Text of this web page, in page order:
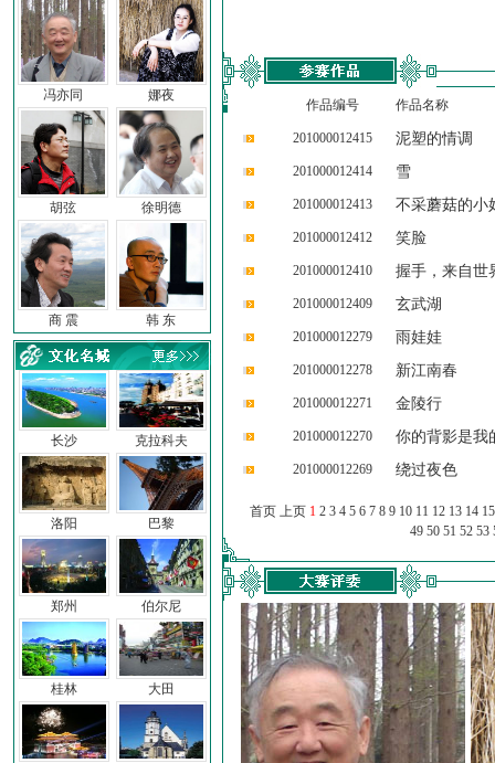
冯亦同 娜夜
胡弦 徐明德
商 震 韩 东
长沙
洛阳
郑州
桂林
克拉科夫
巴黎
伯尔尼
大田
作品编号 作品名称
201000012415 泥塑的情调
201000012414 雪
201000012413 不采蘑菇的小
201000012412 笑脸
201000012410 握手，来自世
201000012409 玄武湖
201000012279 雨娃娃
201000012278 新江南春
201000012271 金陵行
201000012270 你的背影是我
201000012269 绕过夜色
首页 上页 1 2 3 4 5 6 7 8 9 10 11 12 13 14 15
49 50 51 52 53